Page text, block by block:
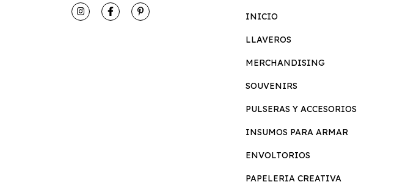
INICIO
LLAVEROS
MERCHANDISING
SOUVENIRS
PULSERAS Y ACCESORIOS
INSUMOS PARA ARMAR
ENVOLTORIOS
PAPELERIA CREATIVA